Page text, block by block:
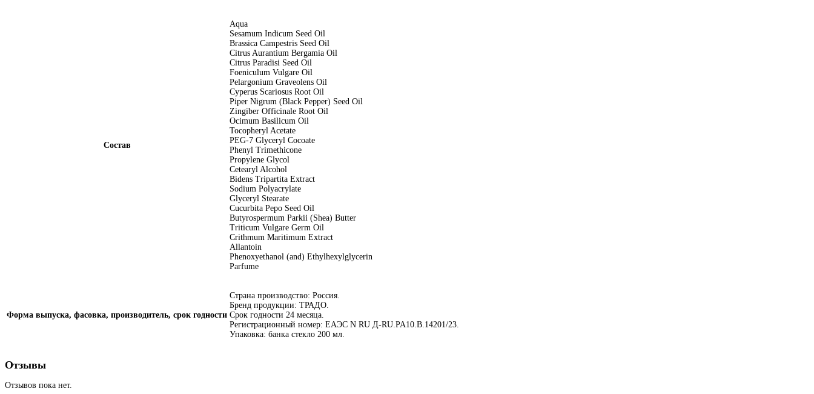
Состав
Aqua
Sesamum Indicum Seed Oil
Brassica Campestris Seed Oil
Citrus Aurantium Bergamia Oil
Citrus Paradisi Seed Oil
Foeniculum Vulgare Oil
Pelargonium Graveolens Oil
Cyperus Scariosus Root Oil
Piper Nigrum (Black Pepper) Seed Oil
Zingiber Officinale Root Oil
Ocimum Basilicum Oil
Tocopheryl Acetate
PEG-7 Glyceryl Cocoate
Phenyl Trimethicone
Рropylene Glycol
Cetearyl Alcohol
Bidens Tripartita Extract
Sodium Polyacrylate
Glyceryl Stearate
Cucurbita Pepo Seed Oil
Butyrospermum Parkii (Shea) Butter
Triticum Vulgare Germ Oil
Crithmum Maritimum Extract
Allantoin
Phenoxyethanol (and) Ethylhexylglycerin
Parfume
Форма выпуска, фасовка, производитель, срок годности
Страна производство: Россия.
Бренд продукции: ТРАДО.
Срок годности 24 месяца.
Регистрационный номер: ЕАЭС N RU Д-RU.PA10.В.14201/23.
Упаковка: банка стекло 200 мл.
Отзывы
Отзывов пока нет.